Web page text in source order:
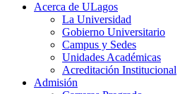
Acerca de ULagos
La Universidad
Gobierno Universitario
Campus y Sedes
Unidades Académicas
Acreditación Institucional
Admisión